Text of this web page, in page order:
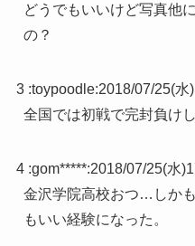
どうでもいいけど写真他
の？
3 :toypoodle:2018/07/25(水
全国では初戦で完封負けし
4 :gom*****:2018/07/25(水
金沢学院高校おつ…しか
もいい経験になった。